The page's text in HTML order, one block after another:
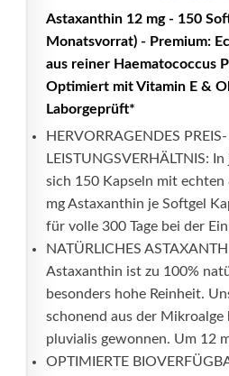
Astaxanthin 12 mg - 150
Monatsvorrat) - Premium:
aus reiner Haematococcus
Optimiert mit Vitamin E &
Laborgeprüft*
HERVORRAGENDES PREIS-
LEISTUNGSVERHÄLTNIS:
sich 150 Kapseln mit
mg Astaxanthin je Softgel
für volle 300 Tage bei der
NATÜRLICHES
Astaxanthin ist zu 100%
besonders hohe Reinheit.
schonend aus der Mikroalge
pluvialis gewonnen. Um 12
OPTIMIERTE